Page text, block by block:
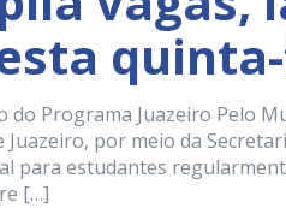
do Programa Juazeiro Pelo
por meio da
para estudantes
[…]